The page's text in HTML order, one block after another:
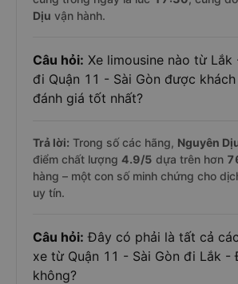
Dịu vận hành.
Câu hỏi: Xe limousine nào từ
đi Quận 11 - Sài Gòn được khách
đánh giá tốt nhất?
Trả lời: Trong số các hãng, Nguyên
điểm chất lượng 4.9/5 dựa trên hơn
hàng – một con số minh chứng cho
uy tín.
Câu hỏi: Đây có phải là tất cả
xe từ Quận 11 - Sài Gòn đi Lắk -
không?